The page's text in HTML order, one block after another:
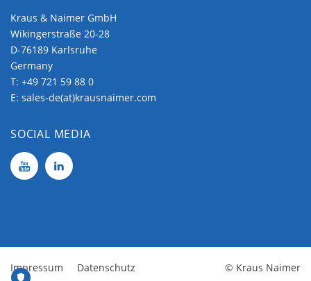
Kraus & Naimer GmbH
Wikingerstraße 20-28
D-76189 Karlsruhe
Germany
T: +49 721 59 88 0
E: sales-de(at)krausnaimer.com
SOCIAL MEDIA
Impressum Datenschutz © Kraus Naimer